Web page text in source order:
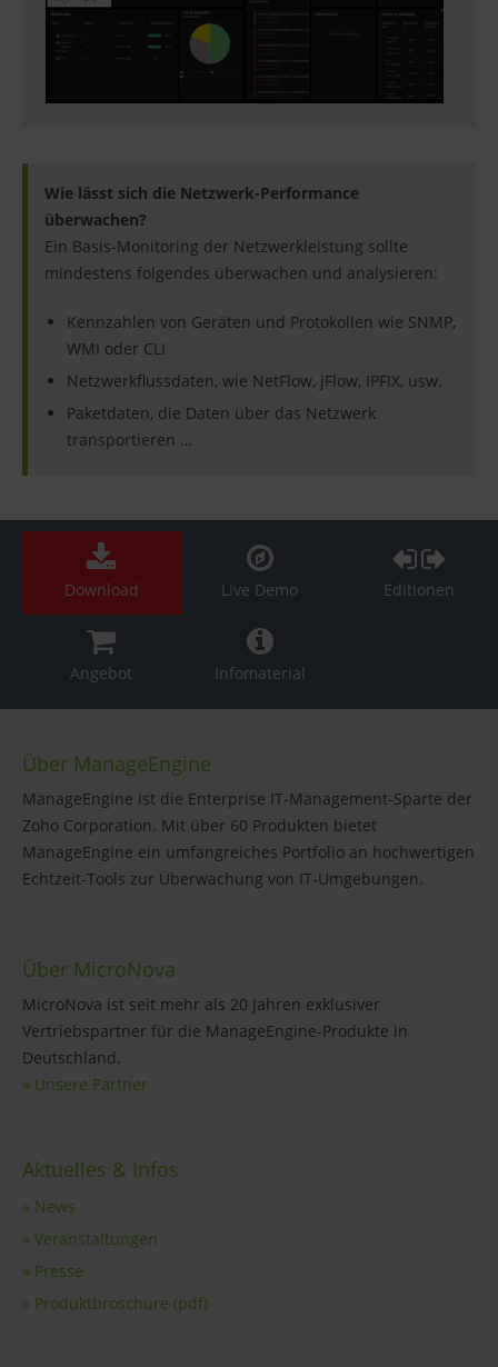
Wie lässt sich die Netzwerk-Performance
überwachen?
Ein Basis-Monitoring der Netzwerkleistung sollte
mindestens folgendes überwachen und analysieren:
Kennzahlen von Geräten und Protokollen wie SNMP,
WMI oder CLI
Netzwerkflussdaten, wie NetFlow, jFlow, IPFIX, usw.
Paketdaten, die Daten über das Netzwerk
transportieren …
Download Live Demo Editionen
Angebot Infomaterial
Über ManageEngine
ManageEngine ist die Enterprise IT-Management-Sparte der
Zoho Corporation. Mit über 60 Produkten bietet
ManageEngine ein umfangreiches Portfolio an hochwertigen
Echtzeit-Tools zur Überwachung von IT-Umgebungen.
Über MicroNova
MicroNova ist seit mehr als 20 Jahren exklusiver
Vertriebspartner für die ManageEngine-Produkte in
Deutschland.
» Unsere Partner
Aktuelles & Infos
» News
» Veranstaltungen
» Presse
» Produktbroschüre (pdf)